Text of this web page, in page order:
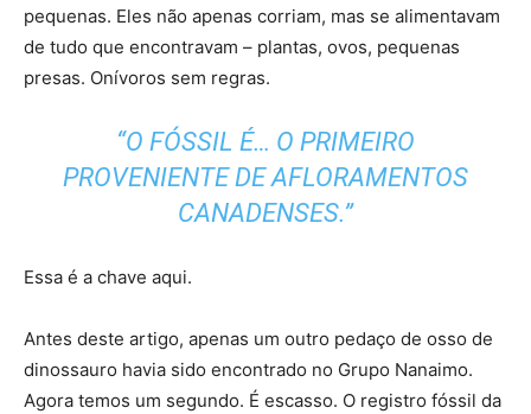
pequenas. Eles não apenas corriam, mas se alimentavam
de tudo que encontravam – plantas, ovos, pequenas
presas. Onívoros sem regras.
“O FÓSSIL É… O PRIMEIRO
PROVENIENTE DE AFLORAMENTOS
CANADENSES.”
Essa é a chave aqui.
Antes deste artigo, apenas um outro pedaço de osso de
dinossauro havia sido encontrado no Grupo Nanaimo.
Agora temos um segundo. É escasso. O registro fóssil da